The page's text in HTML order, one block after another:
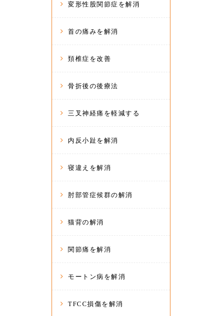
変形性股関節症を解消
首の痛みを解消
頚椎症を改善
骨折後の後療法
三叉神経痛を軽減する
内反小趾を解消
寝違えを解消
肘部管症候群の解消
猫背の解消
関節痛を解消
モートン病を解消
TFCC損傷を解消